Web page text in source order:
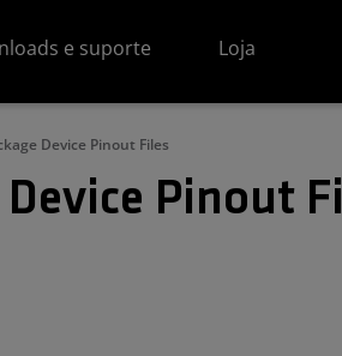
e suporte Loja
Device Pinout Files
Pinout